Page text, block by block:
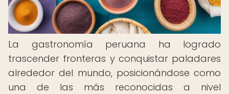
La gastronomía peruana ha logrado
trascender fronteras y conquistar paladares
alrededor del mundo, posicionándose como
una de las más reconocidas a nivel